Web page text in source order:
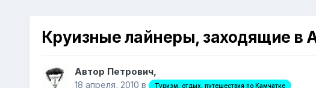
Круизные лайнеры, заходящие в
Автор Петрович,
18 апреля, 2010 в Туризм, отдых, путешествия по Камчатке